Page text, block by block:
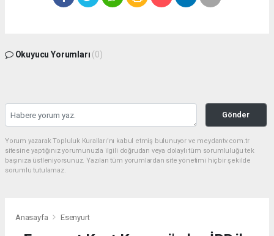
Okuyucu Yorumları (0)
Gönder
Yorum yazarak Topluluk Kuralları’nı kabul etmiş bulunuyor ve meydantv.com.tr
sitesine yaptığınız yorumunuzla ilgili doğrudan veya dolaylı tüm sorumluluğu tek
başınıza üstleniyorsunuz. Yazılan tüm yorumlardan site yönetimi hiçbir şekilde
sorumlu tutulamaz.
Anasayfa Esenyurt